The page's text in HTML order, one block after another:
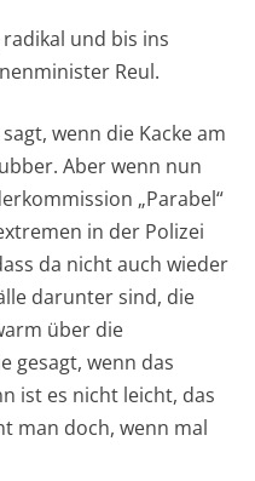
und bis ins
Reul.
wenn die Kacke am
Aber wenn nun
„Parabel“
in der Polizei
da nicht auch wieder
darunter sind, die
über die
gesagt, wenn das
ist es nicht leicht, das
man doch, wenn mal